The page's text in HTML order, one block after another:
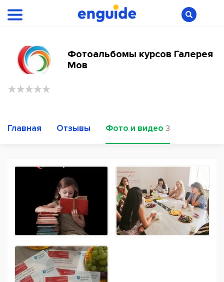
Фотоальбомы курсов Галерея
Мов
Главная Отзывы Фото и видео 3